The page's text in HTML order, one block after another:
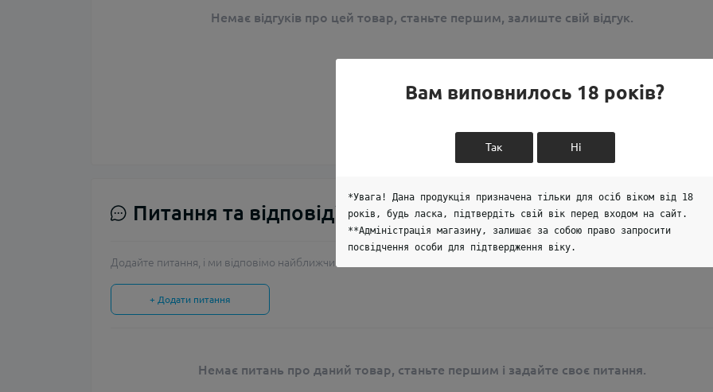
Немає відгуків про цей товар, станьте першим, залиште свій відгук.
Питання та відповіді
Додайте питання, і ми відповімо найближчим часом.
+ Додати питання
Немає питань про даний товар, станьте першим і задайте своє питання.
Вам виповнилось 18 років?
Так Ні
*Увага! Дана продукція призначена тільки для осіб віком від 18
років, будь ласка, підтвердіть свій вік перед входом на сайт.
**Адміністрація магазину, залишає за собою право запросити
посвідчення особи для підтвердження віку.